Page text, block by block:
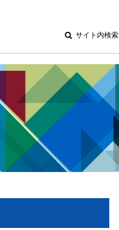
サイト内検索